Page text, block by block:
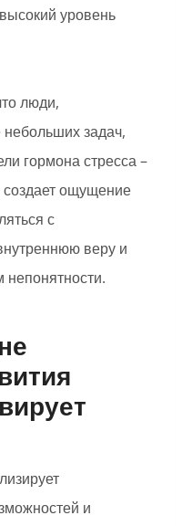
уровень
люди,
задач,
гормона стресса –
ощущение
с
веру и
непонятности.
и